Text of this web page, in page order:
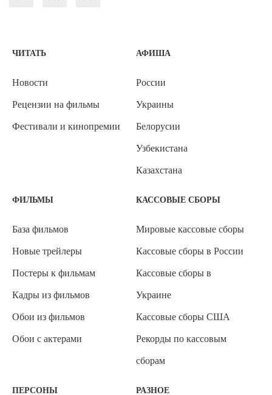
ЧИТАТЬ
Новости
Рецензии на фильмы
Фестивали и кинопремии
АФИША
России
Украины
Белорусии
Узбекистана
Казахстана
ФИЛЬМЫ
База фильмов
Новые трейлеры
Постеры к фильмам
Кадры из фильмов
Обои из фильмов
Обои с актерами
КАССОВЫЕ СБОРЫ
Мировые кассовые сборы
Кассовые сборы в России
Кассовые сборы в
Украине
Кассовые сборы США
Рекорды по кассовым
сборам
ПЕРСОНЫ РАЗНОЕ